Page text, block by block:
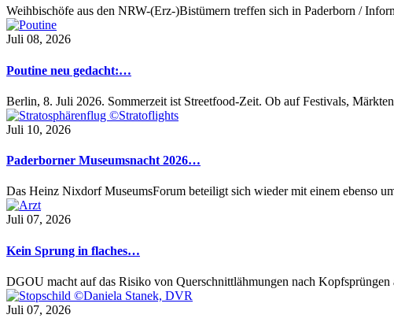
Weihbischöfe aus den NRW-(Erz-)Bistümern treffen sich in Paderborn /
Juli 08, 2026
Poutine neu gedacht:…
Berlin, 8. Juli 2026. Sommerzeit ist Streetfood-Zeit. Ob auf Festivals,
Juli 10, 2026
Paderborner Museumsnacht 2026…
Das Heinz Nixdorf MuseumsForum beteiligt sich wieder mit einem ebenso
Juli 07, 2026
Kein Sprung in flaches…
DGOU macht auf das Risiko von Querschnittlähmungen nach
Juli 07, 2026